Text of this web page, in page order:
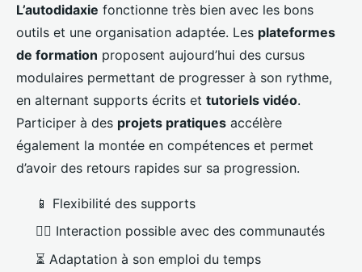
L’autodidaxie fonctionne très bien avec les bons
outils et une organisation adaptée. Les plateformes
de formation proposent aujourd’hui des cursus
modulaires permettant de progresser à son rythme,
en alternant supports écrits et tutoriels vidéo.
Participer à des projets pratiques accélère
également la montée en compétences et permet
d’avoir des retours rapides sur sa progression.
📱 Flexibilité des supports
🙋‍♂️ Interaction possible avec des communautés
⏳ Adaptation à son emploi du temps